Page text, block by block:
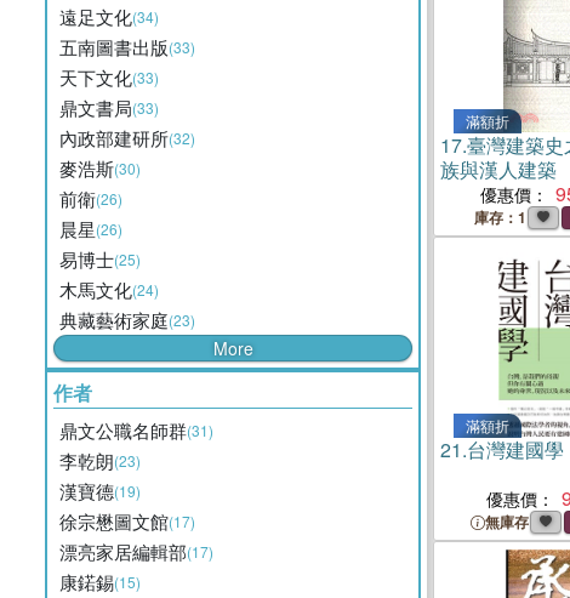
遠足文化(34)
五南圖書出版(33)
天下文化(33)
鼎文書局(33)
內政部建研所(32)
麥浩斯(30)
前衛(26)
晨星(26)
易博士(25)
木馬文化(24)
典藏藝術家庭(23)
More
作者
鼎文公職名師群(31)
李乾朗(23)
漢寶德(19)
徐宗懋圖文館(17)
漂亮家居編輯部(17)
康鍩錫(15)
滿額折
17.臺灣建築
族與漢人建築
優惠價：
庫存：1
滿額折
21.台灣建國學
優惠價： 9
無庫存